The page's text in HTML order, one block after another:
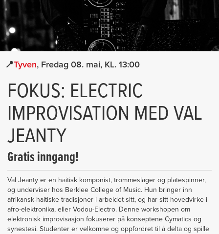
Tyven Fredag 08. mai 13:00
FOKUS: ELECTRIC
IMPROVISATION MED VAL
JEANTY
Gratis inngang!
Val Jeanty er en haitisk komponist, trommeslager og platespinner,
og underviser hos Berklee College of Music. Hun bringer inn
afrikansk-haitiske tradisjoner i arbeidet sitt, og har sitt hovedvirke i
afro-elektronika, eller Vodou-Electro. Denne workshopen om
elektronisk improvisasjon fokuserer på konseptene Cymatics og
synestesi. Studenter er velkomne og oppfordret til å delta og spille